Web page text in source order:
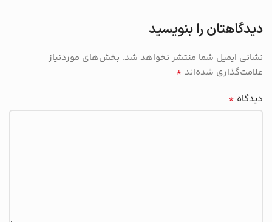
دیدگاهتان را بنویسید
نشانی ایمیل شما منتشر نخواهد شد. بخش‌های موردنیاز
علامت‌گذاری شده‌اند *
دیدگاه *